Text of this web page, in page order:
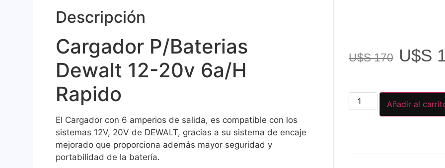
Descripción
Cargador P/Baterias
Dewalt 12-20v 6a/H
Rapido
El Cargador con 6 amperios de salida, es compatible con los
sistemas 12V, 20V de DEWALT, gracias a su sistema de encaje
mejorado que proporciona además mayor seguridad y
portabilidad de la batería.
U$S170 U$S
Añadir al